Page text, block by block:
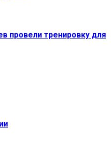
провели тренировку для